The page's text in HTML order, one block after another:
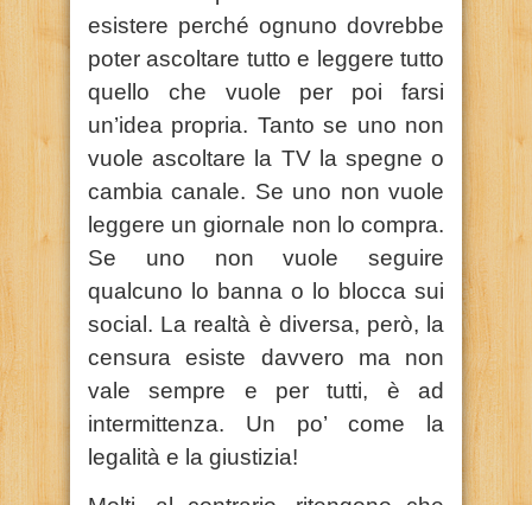
esistere perché ognuno dovrebbe
poter ascoltare tutto e leggere tutto
quello che vuole per poi farsi
un’idea propria. Tanto se uno non
vuole ascoltare la TV la spegne o
cambia canale. Se uno non vuole
leggere un giornale non lo compra.
Se uno non vuole seguire
qualcuno lo banna o lo blocca sui
social. La realtà è diversa, però, la
censura esiste davvero ma non
vale sempre e per tutti, è ad
intermittenza. Un po’ come la
legalità e la giustizia!